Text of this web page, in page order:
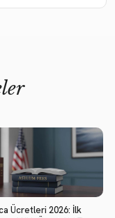
Ücretleri 2026: İlk